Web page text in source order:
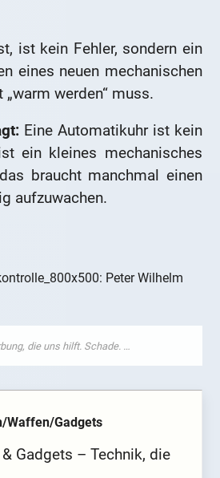
ist kein Fehler, sondern ein
eines neuen mechanischen
werden“ muss.
Eine Automatikuhr ist kein
ein kleines mechanisches
braucht manchmal einen
aufzuwachen.
Peter Wilhelm
Waffen/Gadgets
Gadgets – Technik, die